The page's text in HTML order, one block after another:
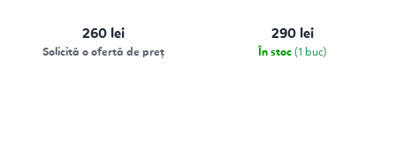
260 lei
Solicită o ofertă de preț
290 lei
În stoc (1 buc)